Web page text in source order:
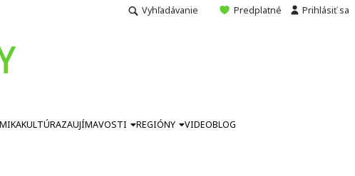
Vyhľadávanie Predplatné Prihlásiť sa
KULTÚRAZAUJÍMAVOSTI REGIÓNY VIDEOBLOG